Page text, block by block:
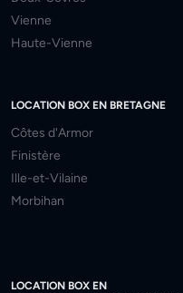
Vienne
Haute-Vienne
LOCATION BOX EN BRETAGNE
Côtes d'Armor
Finistère
Ille-et-Vilaine
Morbihan
LOCATION BOX EN